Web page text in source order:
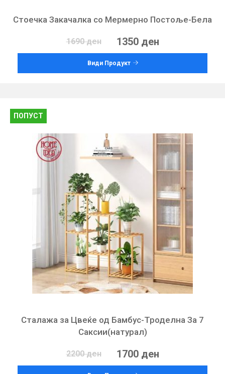
Стоечка Закачалка со Мермерно Постоље-Бела
1690 ден 1350 ден
Види Продукт
ПОПУСТ
Сталажа за Цвеќе од Бамбус-Троделна За 7
Саксии(натурал)
2200 ден 1700 ден